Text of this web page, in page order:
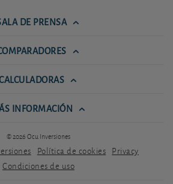
DE PRENSA
INFORMACIÓN
© 2026 Ocu Inversiones
Política de cookies Privacy
Condiciones de uso